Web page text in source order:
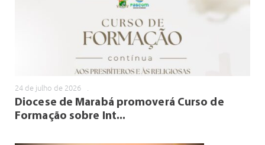
24 de julho de 2026
Diocese de Marabá promoverá Curso de
Formação sobre Int...